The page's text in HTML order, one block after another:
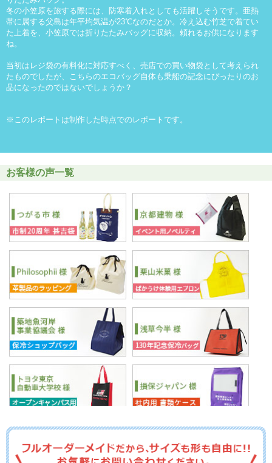
冬の小笠原を旅する際には、防寒着入れとしても活躍しそうです。亜熱
帯に属する父島は年平均気温が23℃なのだとか。冷え込む竹芝で着てい
た上着を、小笠原では折りたたみバッグに収納。頼れるお供になります
ね。
当初は レジ袋の有料化に対応すべく、売店での買い物袋として考えられ
たものでしたが、こちらのエコバッグ自体も乗船の記念にぴったりのお
品になったのではないでしょうか？
※このレポートは制作した時点でのレポートです。
お客様の声一覧